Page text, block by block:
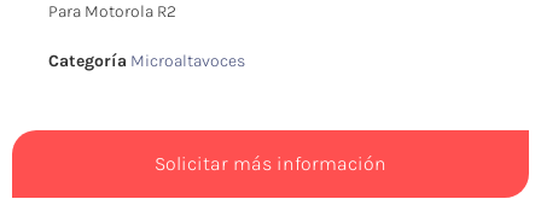
Para Motorola R2
Categoría Microaltavoces
Solicitar más información